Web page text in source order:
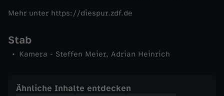
e
l
f
ü
Mehr unter https://diespur.zdf.de
Stab
Kamera - Steffen Meier, Adrian Heinrich
Ähnliche Inhalte entdecken